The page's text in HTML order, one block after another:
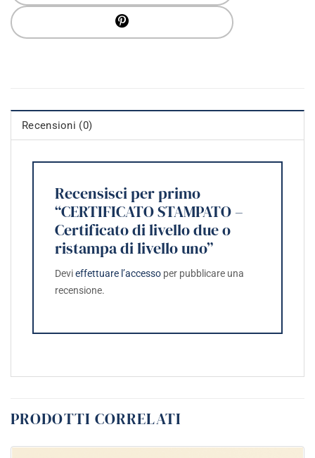
Recensioni (0)
Recensisci per primo
“CERTIFICATO STAMPATO –
Certificato di livello due o
ristampa di livello uno”
Devieffettuare l’accesso per pubblicare una
recensione.
PRODOTTI CORRELATI